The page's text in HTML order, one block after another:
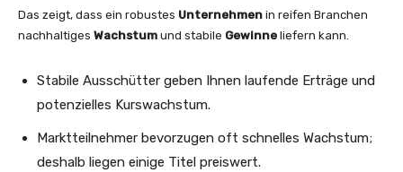
Das zeigt, dass ein robustes Unternehmen in reifen Branchen
nachhaltiges Wachstum und stabile Gewinne liefern kann.
Stabile Ausschütter geben Ihnen laufende Erträge und
potenzielles Kurswachstum.
Marktteilnehmer bevorzugen oft schnelles Wachstum;
deshalb liegen einige Titel preiswert.